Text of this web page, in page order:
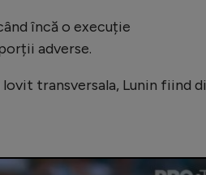
încă o execuție
adverse.
transversala, Lunin fiind